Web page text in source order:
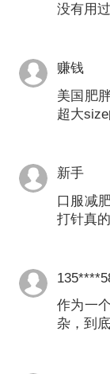
没有用
赚钱
美国肥
超大
新手
口服减
打针真
作为一
杂，到